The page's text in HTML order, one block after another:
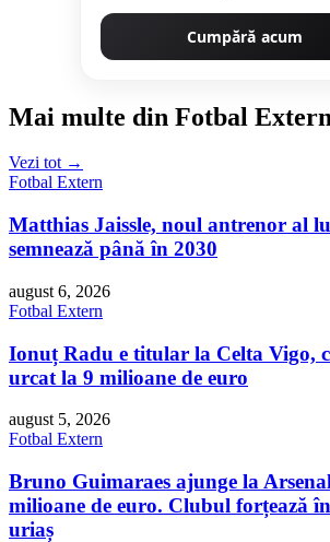
Cumpără acum
Mai multe din Fotbal Extern
Vezi tot →
Fotbal Extern
Matthias Jaissle, noul antrenor al
semnează până în 2030
august 6, 2026
Fotbal Extern
Ionuț Radu e titular la Celta Vigo,
urcat la 9 milioane de euro
august 5, 2026
Fotbal Extern
Bruno Guimaraes ajunge la
milioane de euro. Clubul forțează
uriaș